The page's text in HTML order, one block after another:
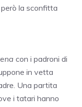
la sconfitta
con i padroni di
in vetta
Una partita
i tatari hanno